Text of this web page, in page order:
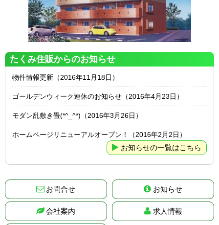
たくみ住販からのお知らせ
物件情報更新（2016年11月18日）
ゴールデンウィーク連休のお知らせ（2016年4月23日）
モダン乱敷き畳(*^_^*)（2016年3月26日）
ホームページリニューアルオープン！（2016年2月2日）
お知らせの一覧はこちら
お問合せ お知らせ
会社案内 求人情報